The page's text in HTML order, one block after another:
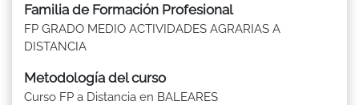
Familia de Formación Profesional
FP GRADO MEDIO ACTIVIDADES AGRARIAS A
DISTANCIA
Metodología del curso
Curso FP a Distancia en BALEARES